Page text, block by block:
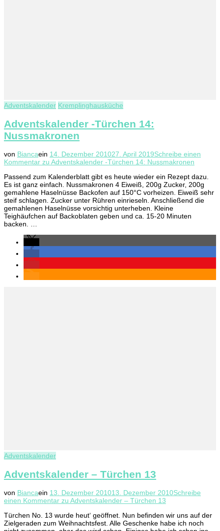
Adventskalender Kremplinghausküche
Adventskalender -Türchen 14:
Nussmakronen
von Biancaein 14. Dezember 201027. April 2019Schreibe einen
Kommentar zu Adventskalender -Türchen 14: Nussmakronen
Passend zum Kalenderblatt gibt es heute wieder ein Rezept dazu.
Es ist ganz einfach. Nussmakronen 4 Eiweiß, 200g Zucker, 200g
gemahlene Haselnüsse Backofen auf 150°C vorheizen. Eiweiß sehr
steif schlagen. Zucker unter Rühren einrieseln. Anschließend die
gemahlenen Haselnüsse vorsichtig unterheben. Kleine
Teighäufchen auf Backoblaten geben und ca. 15-20 Minuten
backen. …
Adventskalender
Adventskalender – Türchen 13
von Biancaein 13. Dezember 201013. Dezember 2010Schreibe
einen Kommentar zu Adventskalender – Türchen 13
Türchen No. 13 wurde heut‘ geöffnet. Nun befinden wir uns auf der
Zielgeraden zum Weihnachtsfest. Alle Geschenke habe ich noch